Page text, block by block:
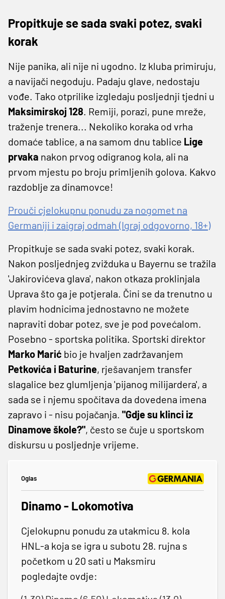
Propitkuje se sada svaki potez, svaki
korak
Nije panika, ali nije ni ugodno. Iz kluba primiruju,
a navijači negoduju. Padaju glave, nedostaju
vođe. Tako otprilike izgledaju posljednji tjedni u
Maksimirskoj 128. Remiji, porazi, pune mreže,
traženje trenera... Nekoliko koraka od vrha
domaće tablice, a na samom dnu tablice Lige
prvaka nakon prvog odigranog kola, ali na
prvom mjestu po broju primljenih golova. Kakvo
razdoblje za dinamovce!
Prouči cjelokupnu ponudu za nogomet na
Germaniji i zaigraj odmah (Igraj odgovorno, 18+)
Propitkuje se sada svaki potez, svaki korak.
Nakon posljednjeg zvižduka u Bayernu se tražila
'Jakirovićeva glava', nakon otkaza proklinjala
Uprava što ga je potjerala. Čini se da trenutno u
plavim hodnicima jednostavno ne možete
napraviti dobar potez, sve je pod povećalom.
Posebno - sportska politika. Sportski direktor
Marko Marić bio je hvaljen zadržavanjem
Petkovića i Baturine, rješavanjem transfer
slagalice bez glumljenja 'pijanog milijardera', a
sada se i njemu spočitava da dovedena imena
zapravo i - nisu pojačanja. "Gdje su klinci iz
Dinamove škole?", često se čuje u sportskom
diskursu u posljednje vrijeme.
Oglas
Dinamo - Lokomotiva
Cjelokupnu ponudu za utakmicu 8. kola
HNL-a koja se igra u subotu 28. rujna s
početkom u 20 sati u Maksmiru
pogledajte ovdje: